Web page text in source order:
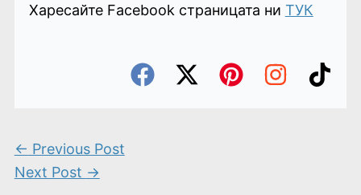
Харесайте Facebook страницата ни ТУК
← Previous Post
Next Post →